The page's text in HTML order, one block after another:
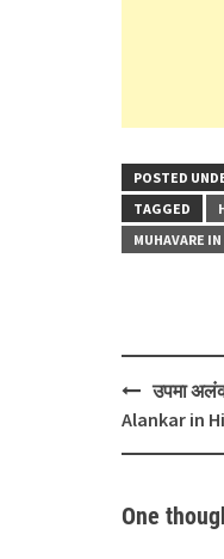
POSTED
TAGGED
MUHAVARE
Post
navigation
उपमा
Alankar in
One